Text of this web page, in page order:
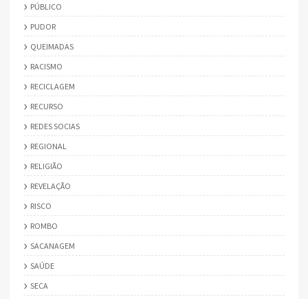
PÚBLICO
PUDOR
QUEIMADAS
RACISMO
RECICLAGEM
RECURSO
REDES SOCIAS
REGIONAL
RELIGIÃO
REVELAÇÃO
RISCO
ROMBO
SACANAGEM
SAÚDE
SECA